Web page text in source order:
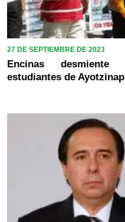
27 DE SEPTIEMBRE DE 2023
Encinas
estudiantes de